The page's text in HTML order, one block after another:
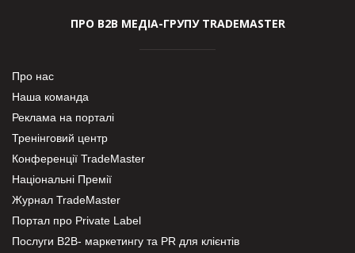
ПРО В2В МЕДІА-ГРУПУ TRADEMASTER
Про нас
Наша команда
Реклама на порталі
Тренінговий центр
Конференції TradeMaster
Національні Премії
Журнал TradeMaster
Портал про Private Label
Послуги В2В- маркетингу та PR для клієнтів